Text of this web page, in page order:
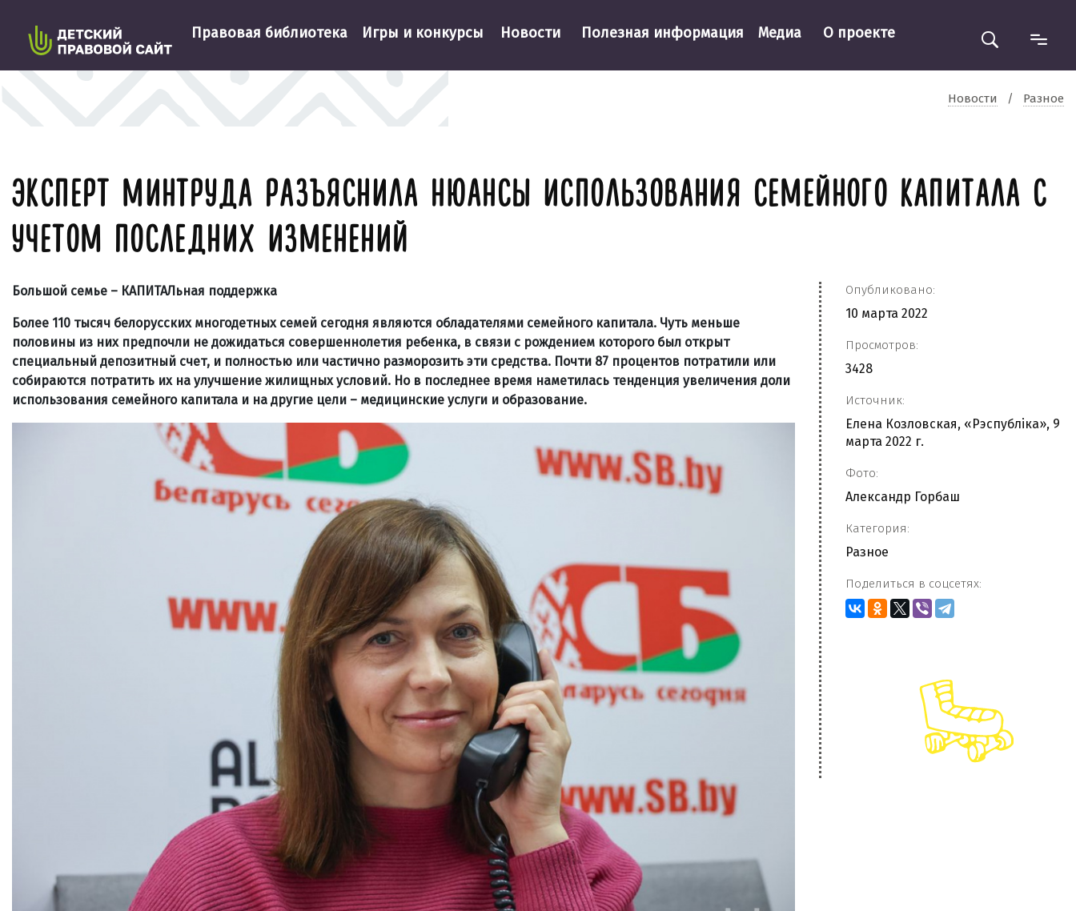
Правовая библиотека Игры и конкурсы Новости Полезная информация Медиа О проекте
Новости / Разное
ЭКСПЕРТ МИНТРУДА РАЗЪЯСНИЛА НЮАНСЫ ИСПОЛЬЗОВАНИЯ СЕМЕЙНОГО КАПИТАЛА С
УЧЕТОМ ПОСЛЕДНИХ ИЗМЕНЕНИЙ
Большой семье – КАПИТАЛьная поддержка
Более 110 тысяч белорусских многодетных семей сегодня являются обладателями семейного капитала. Чуть меньше
половины из них предпочли не дожидаться совершеннолетия ребенка, в связи с рождением которого был открыт
специальный депозитный счет, и полностью или частично разморозить эти средства. Почти 87 процентов потратили или
собираются потратить их на улучшение жилищных условий. Но в последнее время наметилась тенденция увеличения доли
использования семейного капитала и на другие цели – медицинские услуги и образование.
Опубликовано:
10 марта 2022
Просмотров:
3428
Источник:
Елена Козловская, «Рэспубліка», 9
марта 2022 г.
Фото:
Александр Горбаш
Категория:
Разное
Поделиться в соцсетях: